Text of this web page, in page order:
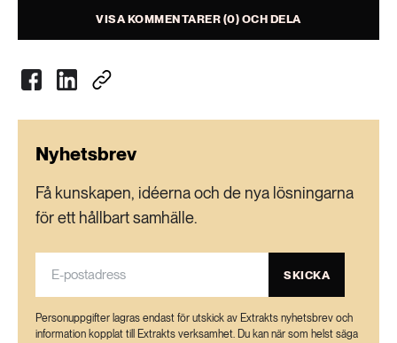
VISA KOMMENTARER (0) OCH DELA
Nyhetsbrev
Få kunskapen, idéerna och de nya lösningarna
för ett hållbart samhälle.
SKICKA
Personuppgifter lagras endast för utskick av Extrakts nyhetsbrev och
information kopplat till Extrakts verksamhet. Du kan när som helst säga